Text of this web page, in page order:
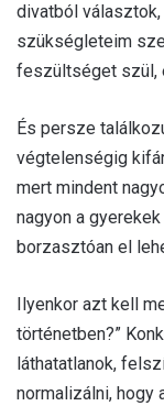
divatból
szükségleteim
feszültséget szül,
És persze
végtelenségig
mert mindent
nagyon a
borzasztóan el
Ilyenkor azt kell
történetben?”
láthatatlanok,
normalizálni, hogy